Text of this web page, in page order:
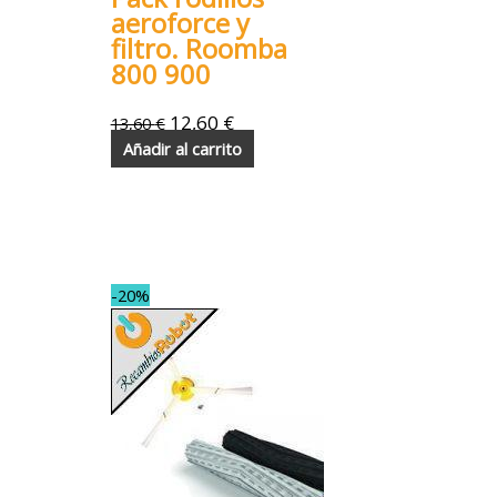
aeroforce y
filtro. Roomba
800 900
13,60€ 12,60 €
Añadir al carrito
-20%